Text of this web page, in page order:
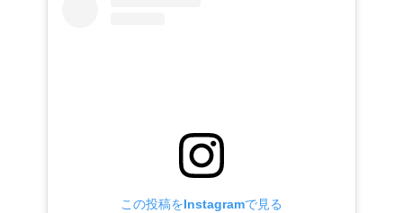
この投稿をInstagramで見る